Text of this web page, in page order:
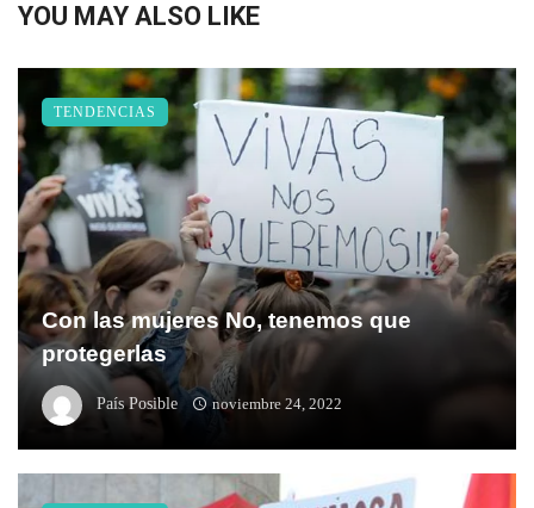
YOU MAY ALSO LIKE
Con las mujeres No, tenemos que
protegerlas
País Posible noviembre 24, 2022
TENDENCIAS